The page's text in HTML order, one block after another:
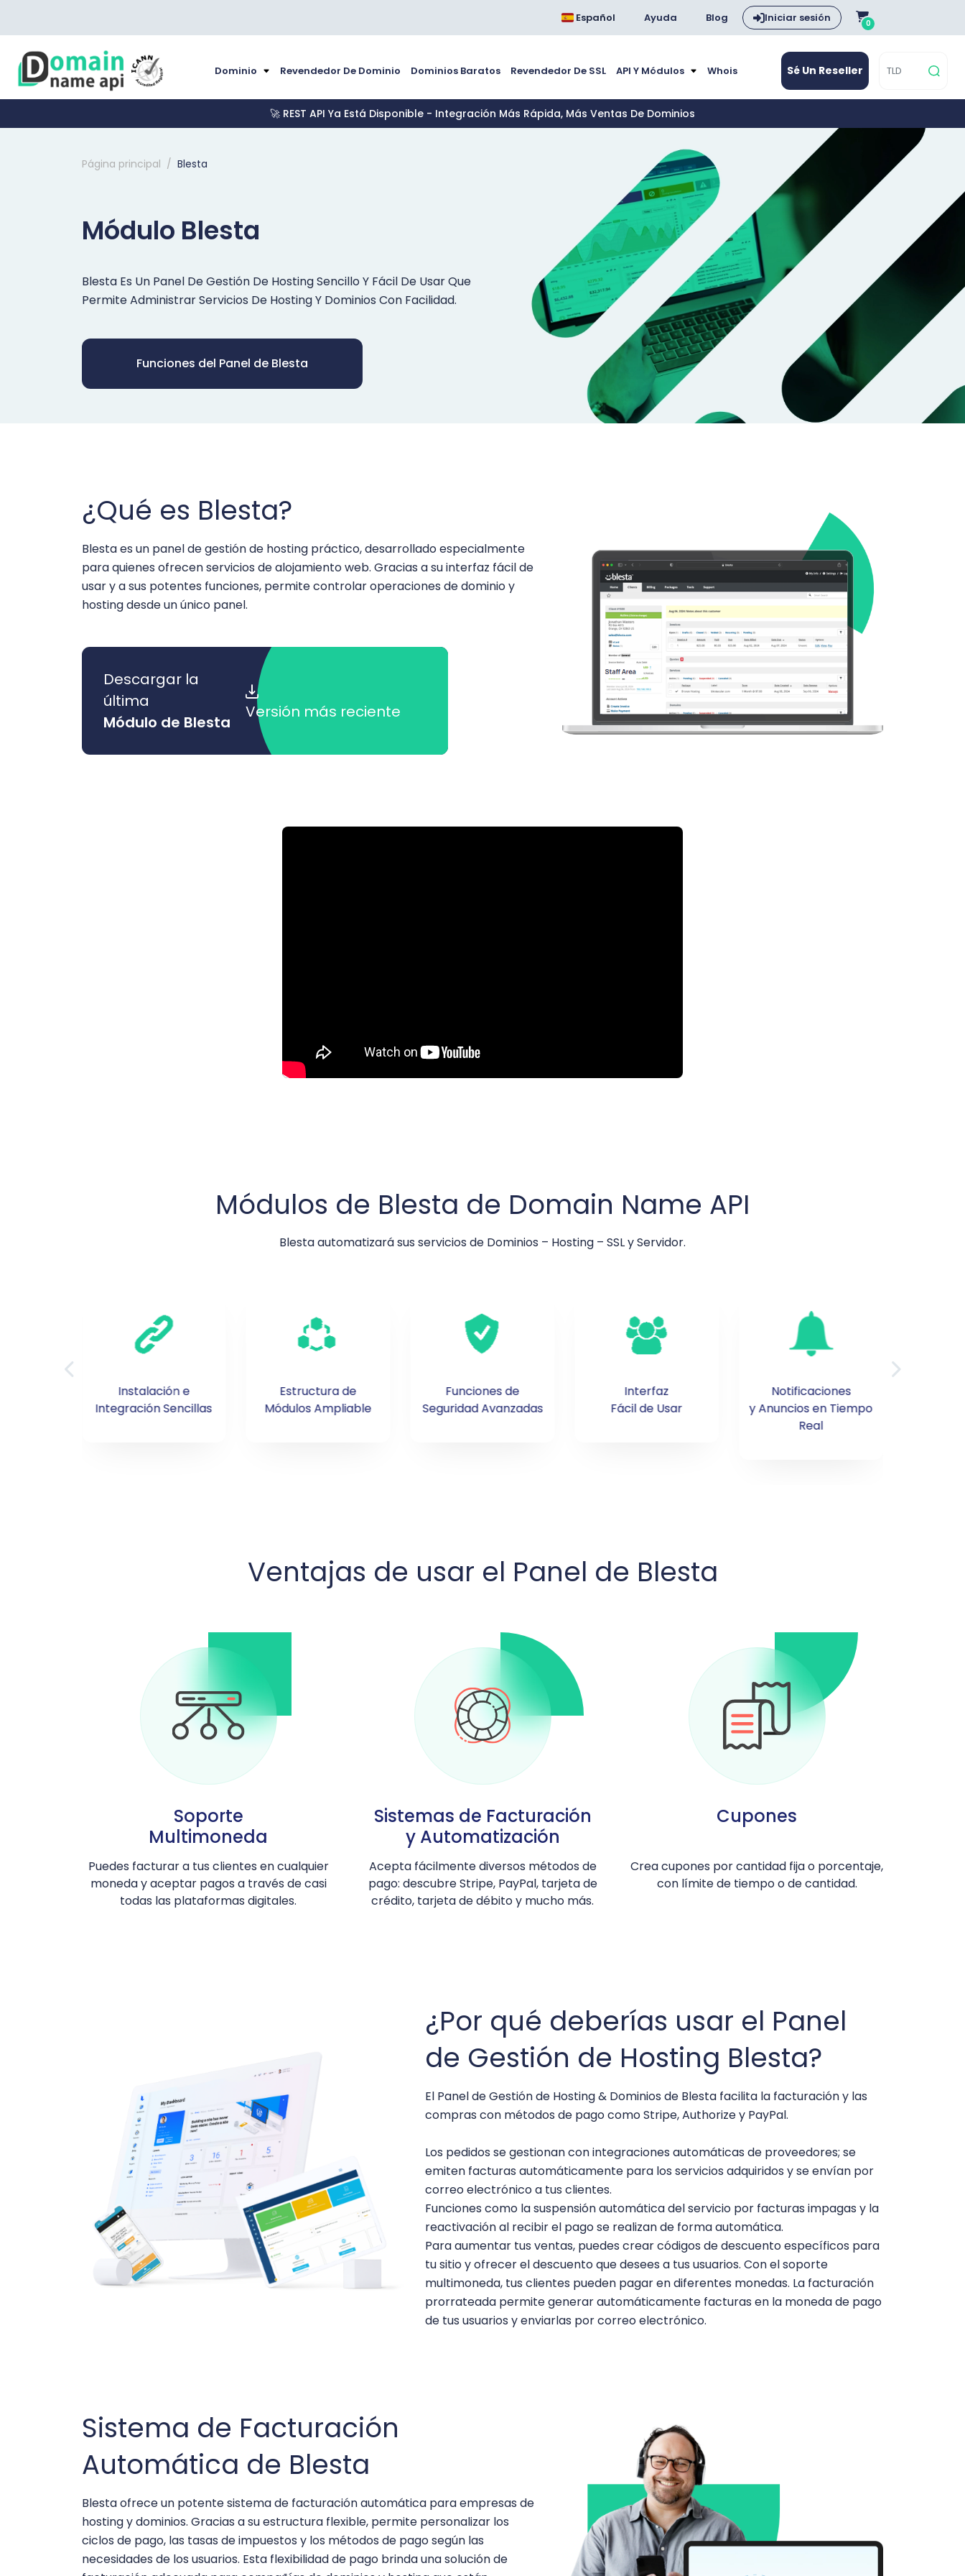
Español Ayuda Blog Iniciar sesión 0
Dominio Revendedor De Dominio Dominios Baratos Revendedor De SSL API Y Módulos Whois Sé Un Reseller
🚀 REST API Ya Está Disponible - Integración Más Rápida, Más Ventas De Dominios
Página principal Blesta
Módulo Blesta
Blesta Es Un Panel De Gestión De Hosting Sencillo Y Fácil De Usar Que
Permite Administrar Servicios De Hosting Y Dominios Con Facilidad.
Funciones del Panel de Blesta
¿Qué es Blesta?
Blesta es un panel de gestión de hosting práctico, desarrollado especialmente
para quienes ofrecen servicios de alojamiento web. Gracias a su interfaz fácil de
usar y a sus potentes funciones, permite controlar operaciones de dominio y
hosting desde un único panel.
Descargar la
última
Módulo de Blesta
Versión más reciente
Módulos de Blesta de Domain Name API
Blesta automatizará sus servicios de Dominios – Hosting – SSL y Servidor.
Instalación e
Integración Sencillas
Estructura de
Módulos Ampliable
Funciones de
Seguridad Avanzadas
Interfaz
Fácil de Usar
Notificaciones
y Anuncios en Tiempo
Real
Ventajas de usar el Panel de Blesta
Soporte
Multimoneda
Puedes facturar a tus clientes en cualquier
moneda y aceptar pagos a través de casi
todas las plataformas digitales.
Sistemas de Facturación
y Automatización
Acepta fácilmente diversos métodos de
pago: descubre Stripe, PayPal, tarjeta de
crédito, tarjeta de débito y mucho más.
Cupones
Crea cupones por cantidad fija o porcentaje,
con límite de tiempo o de cantidad.
¿Por qué deberías usar el Panel
de Gestión de Hosting Blesta?
El Panel de Gestión de Hosting & Dominios de Blesta facilita la facturación y las
compras con métodos de pago como Stripe, Authorize y PayPal.
Los pedidos se gestionan con integraciones automáticas de proveedores; se
emiten facturas automáticamente para los servicios adquiridos y se envían por
correo electrónico a tus clientes.
Funciones como la suspensión automática del servicio por facturas impagas y la
reactivación al recibir el pago se realizan de forma automática.
Para aumentar tus ventas, puedes crear códigos de descuento específicos para
tu sitio y ofrecer el descuento que desees a tus usuarios. Con el soporte
multimoneda, tus clientes pueden pagar en diferentes monedas. La facturación
prorrateada permite generar automáticamente facturas en la moneda de pago
de tus usuarios y enviarlas por correo electrónico.
Sistema de Facturación
Automática de Blesta
Blesta ofrece un potente sistema de facturación automática para empresas de
hosting y dominios. Gracias a su estructura flexible, permite personalizar los
ciclos de pago, las tasas de impuestos y los métodos de pago según las
necesidades de los usuarios. Esta flexibilidad de pago brinda una solución de